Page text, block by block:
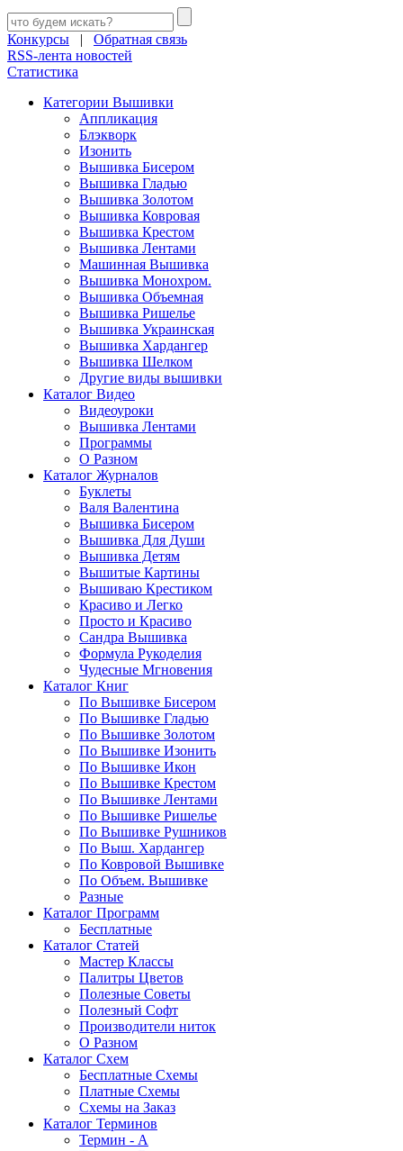
Конкурсы | Обратная связь
RSS-лента новостей
Статистика
Категории Вышивки
Аппликация
Блэкворк
Изонить
Вышивка Бисером
Вышивка Гладью
Вышивка Золотом
Вышивка Ковровая
Вышивка Крестом
Вышивка Лентами
Машинная Вышивка
Вышивка Монохром.
Вышивка Объемная
Вышивка Ришелье
Вышивка Украинская
Вышивка Хардангер
Вышивка Шелком
Другие виды вышивки
Каталог Видео
Видеоуроки
Вышивка Лентами
Программы
О Разном
Каталог Журналов
Буклеты
Валя Валентина
Вышивка Бисером
Вышивка Для Души
Вышивка Детям
Вышитые Картины
Вышиваю Крестиком
Красиво и Легко
Просто и Красиво
Сандра Вышивка
Формула Рукоделия
Чудесные Мгновения
Каталог Книг
По Вышивке Бисером
По Вышивке Гладью
По Вышивке Золотом
По Вышивке Изонить
По Вышивке Икон
По Вышивке Крестом
По Вышивке Лентами
По Вышивке Ришелье
По Вышивке Рушников
По Выш. Хардангер
По Ковровой Вышивке
По Объем. Вышивке
Разные
Каталог Программ
Бесплатные
Каталог Статей
Мастер Классы
Палитры Цветов
Полезные Советы
Полезный Софт
Производители ниток
О Разном
Каталог Схем
Бесплатные Схемы
Платные Схемы
Схемы на Заказ
Каталог Терминов
Термин - А